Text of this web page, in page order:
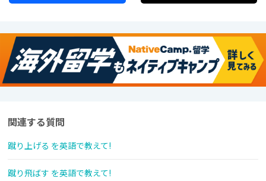
関連する質問
蹴り上げる を英語で教えて!
蹴り飛ばす を英語で教えて!